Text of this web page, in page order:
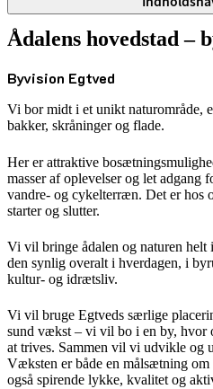
Ådalens hovedstad –
Byvision Egtved
Vi bor midt i et unikt naturområde,
bakker, skråninger og flade.
Her er attraktive
masser af oplevelser og let adgang
vandre- og cykelterræn. Det er hos
starter og slutter.
Vi vil bringe ådalen og naturen
den synlig overalt i hverdagen, i
kultur- og idrætsliv.
Vi vil bruge Egtveds særlige
sund vækst – vi vil bo i en by, hvor
at trives. Sammen vil vi udvikle og
Væksten er både en målsætning
også spirende lykke, kvalitet og